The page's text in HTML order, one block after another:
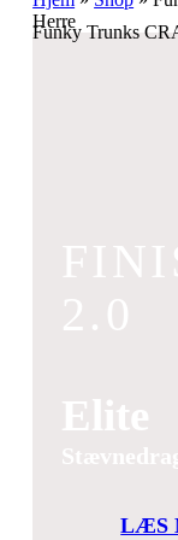
Herre
Funky Trunks
LÆS